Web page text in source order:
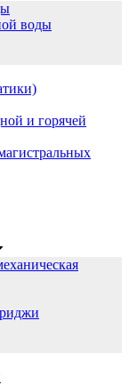
воды
и горячей